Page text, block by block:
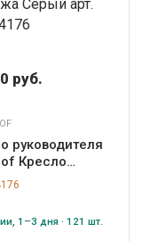
руб.
руководителя
Кресло
Kent (Кент) TM
Серый арт.
1–3 дня · 121 шт.